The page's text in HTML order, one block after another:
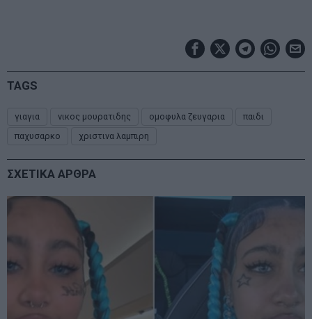
TAGS
γιαγια νικος μουρατιδης ομοφυλα ζευγαρια
παιδι
παχυσαρκο
χριστινα λαμπιρη
ΣΧΕΤΙΚΑ ΑΡΘΡΑ